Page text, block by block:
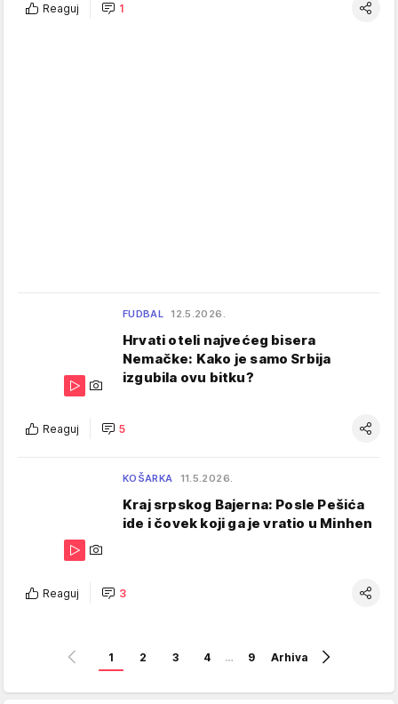
Reaguj 1
FUDBAL 12.5.2026.
Hrvati oteli najvećeg bisera
Nemačke: Kako je samo Srbija
izgubila ovu bitku?
Reaguj 5
KOŠARKA 11.5.2026.
Kraj srpskog Bajerna: Posle Pešića
ide i čovek koji ga je vratio u Minhen
Reaguj 3
1 2 3 4 … 9 Arhiva